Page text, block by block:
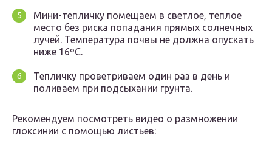
Мини-тепличку помещаем в светлое, теплое
место без риска попадания прямых солнечных
лучей. Температура почвы не должна опускать
ниже 16ºС.
Тепличку проветриваем один раз в день и
поливаем при подсыхании грунта.
Рекомендуем посмотреть видео о размножении
глоксинии с помощью листьев: